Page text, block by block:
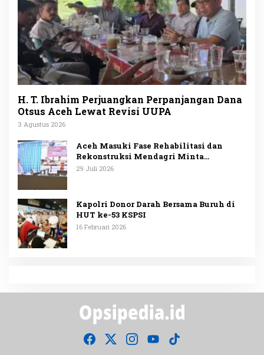
H. T. Ibrahim Perjuangkan Perpanjangan Dana
Otsus Aceh Lewat Revisi UUPA
3 Agustus 2026
Aceh Masuki Fase Rehabilitasi dan
Rekonstruksi Mendagri Minta
Penggunaan Anggaran Dipublikasikan
29 Juli 2026
Kapolri Donor Darah Bersama Buruh di
HUT ke-53 KSPSI
16 Februari 2026